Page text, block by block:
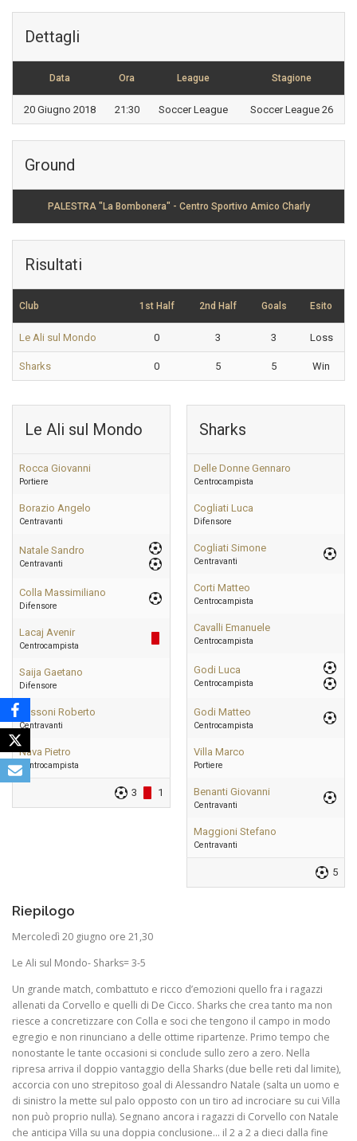
Dettagli
Data Ora League Stagione
20 Giugno 2018 21:30 Soccer League Soccer League 26
Ground
PALESTRA "La Bombonera" - Centro Sportivo Amico Charly
Risultati
Club 1st Half 2nd Half Goals Esito
Le Ali sul Mondo 0 3 3 Loss
Sharks 0 5 5 Win
Le Ali sul Mondo
Rocca Giovanni
Portiere
Borazio Angelo
Centravanti
Natale Sandro
Centravanti
Colla Massimiliano
Difensore
Lacaj Avenir
Centrocampista
Saija Gaetano
Difensore
Passoni Roberto
Centravanti
Nava Pietro
Centrocampista
3 1
Sharks
Delle Donne Gennaro
Centrocampista
Cogliati Luca
Difensore
Cogliati Simone
Centravanti
Corti Matteo
Centrocampista
Cavalli Emanuele
Centrocampista
Godi Luca
Centrocampista
Godi Matteo
Centrocampista
Villa Marco
Portiere
Benanti Giovanni
Centravanti
Maggioni Stefano
Centravanti
5
Riepilogo
Mercoledì 20 giugno ore 21,30
Le Ali sul Mondo- Sharks= 3-5
Un grande match, combattuto e ricco d’emozioni quello fra i ragazzi
allenati da Corvello e quelli di De Cicco. Sharks che crea tanto ma non
riesce a concretizzare con Colla e soci che tengono il campo in modo
egregio e non rinunciano a delle ottime ripartenze. Primo tempo che
nonostante le tante occasioni si conclude sullo zero a zero. Nella
ripresa arriva il doppio vantaggio della Sharks (due belle reti dal limite),
accorcia con uno strepitoso goal di Alessandro Natale (salta un uomo e
di sinistro la mette sul palo opposto con un tiro ad incrociare su cui Villa
non può proprio nulla). Segnano ancora i ragazzi di Corvello con Natale
che anticipa Villa su una doppia conclusione… il 2 a 2 a dieci dalla fine